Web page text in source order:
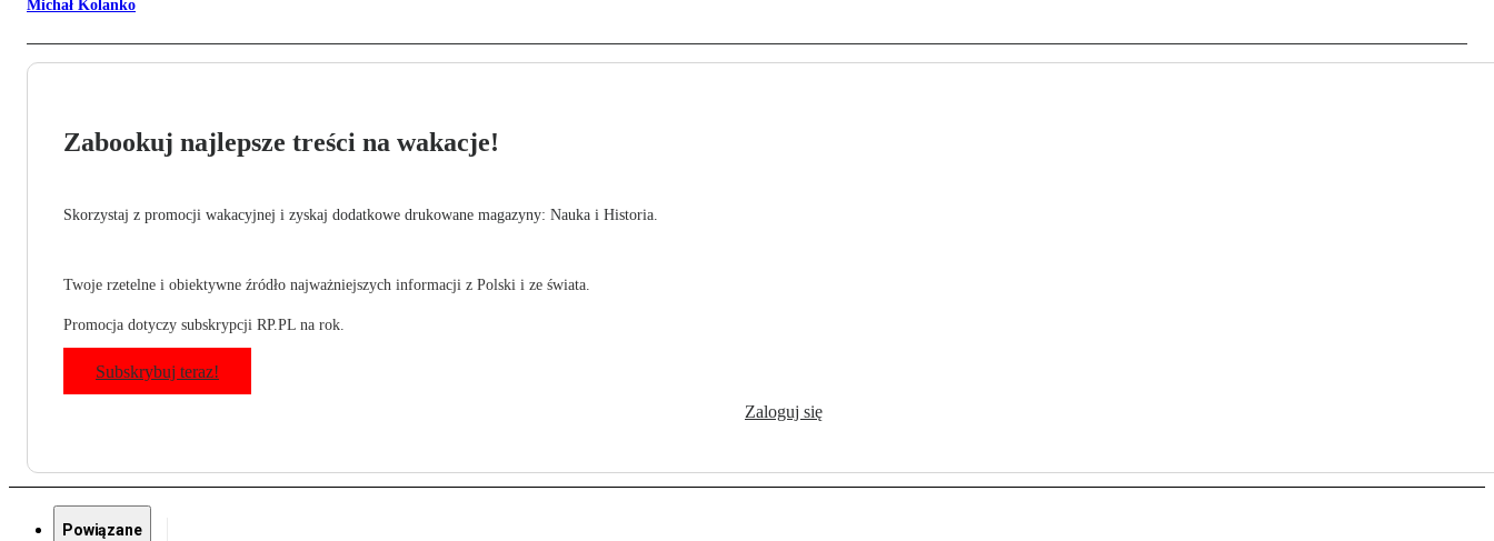
Michał Kolanko
Zabookuj najlepsze treści na wakacje!
Skorzystaj z promocji wakacyjnej i zyskaj dodatkowe drukowane magazyny: Nauka i Historia.
Twoje rzetelne i obiektywne źródło najważniejszych informacji z Polski i ze świata.
Promocja dotyczy subskrypcji RP.PL na rok.
Subskrybuj teraz!
Zaloguj się
Powiązane